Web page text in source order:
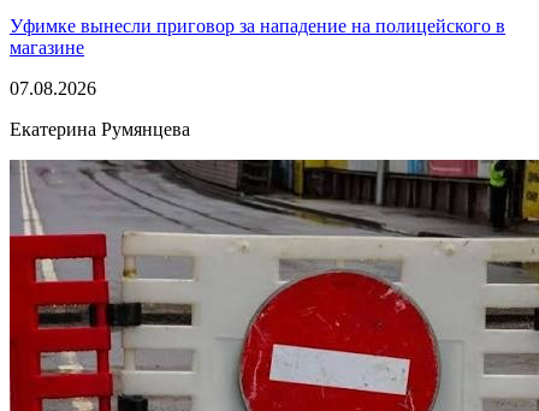
Уфимке вынесли приговор за нападение на полицейского в
магазине
07.08.2026
Екатерина Румянцева